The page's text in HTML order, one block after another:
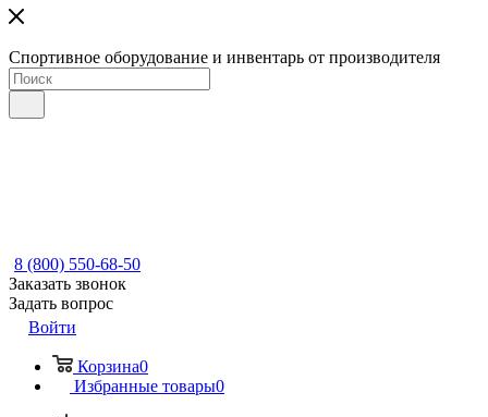
Спортивное оборудование и инвентарь от производителя
8 (800) 550-68-50
Заказать звонок
Задать вопрос
Войти
Корзина0
Избранные товары0